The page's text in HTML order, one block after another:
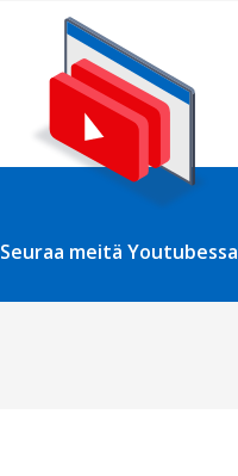
Seuraa meitä Youtubessa